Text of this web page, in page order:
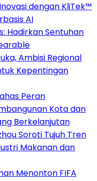
dengan KliTek™
AI
Hadirkan Sentuhan
Ambisi Regional
Kepentingan
Peran
Kota dan
Berkelanjutan
Soroti Tujuh Tren
Makanan dan
Menonton FIFA